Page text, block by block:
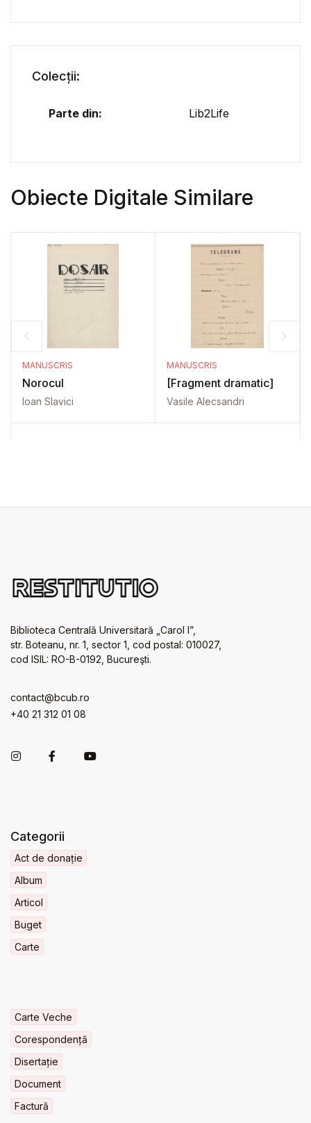
Colecții:
Parte din: Lib2Life
Obiecte Digitale Similare
MANUSCRIS
Norocul
Ioan Slavici
MANUSCRIS
[Fragment dramatic]
Vasile Alecsandri
Biblioteca Centrală Universitară „Carol I”,
str. Boteanu, nr. 1, sector 1, cod postal: 010027,
cod ISIL: RO-B-0192, Bucureşti.
contact@bcub.ro
+40 21 312 01 08
Categorii
Act de donație
Album
Articol
Buget
Carte
Carte Veche
Corespondență
Disertație
Document
Factură